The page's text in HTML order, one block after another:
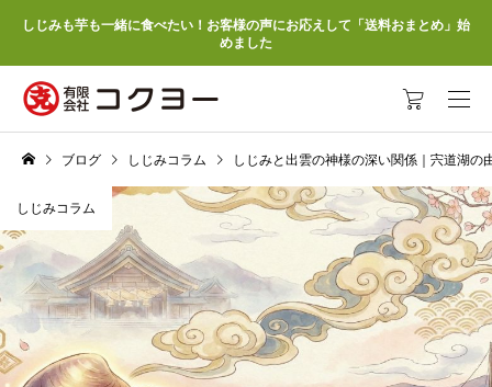
しじみも芋も一緒に食べたい！お客様の声にお応えして「送料おまとめ」始
めました
ブログ しじみコラム しじみと出雲の神様の深い関係｜宍道湖の
しじみコラム